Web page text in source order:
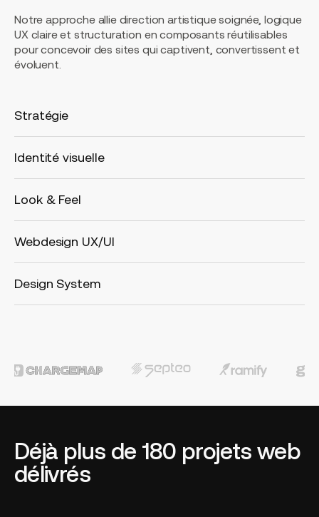
Notre approche allie direction artistique soignée, logique
UX claire et structuration en composants réutilisables
pour concevoir des sites qui captivent, convertissent et
évoluent.
Stratégie
Identité visuelle
Look & Feel
Webdesign UX/UI
Design System
Déjà plus de 180 projets web
délivrés